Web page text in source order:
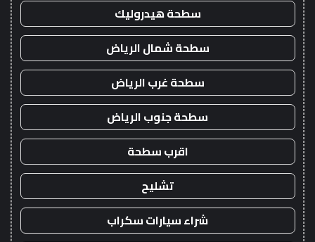
سطحة هيدروليك
سطحة شمال الرياض
سطحة غرب الرياض
سطحة جنوب الرياض
اقرب سطحة
تشليح
شراء سيارات سكراب